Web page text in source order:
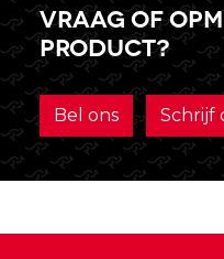
Vraag of
product?
Bel ons Schrijf